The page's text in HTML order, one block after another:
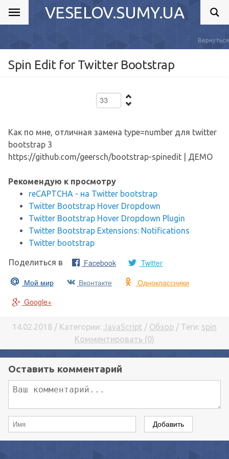
VESELOV.SUMY.UA
Вернуться
Spin Edit for Twitter Bootstrap
Как по мне, отличная замена type=number для twitter
bootstrap 3
https://github.com/geersch/bootstrap-spinedit | ДЕМО
Рекомендую к просмотру
reCAPTCHA - на Twitter bootstrap
Twitter Bootstrap Hover Dropdown
Twitter Bootstrap Hover Dropdown Plugin
Twitter Bootstrap Extensions: Notifications
Twitter bootstrap
Поделиться в Facebook
Twitter
Мой мир
Вконтакте
Одноклассники
Google+
14.02.2018 / Категории: JavaScript / Обзор / Теги: spin
Комментировать (0)
Оставить комментарий
Добавить